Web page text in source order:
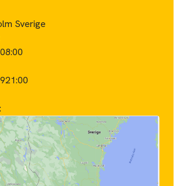
Sverige
08:00
21:00